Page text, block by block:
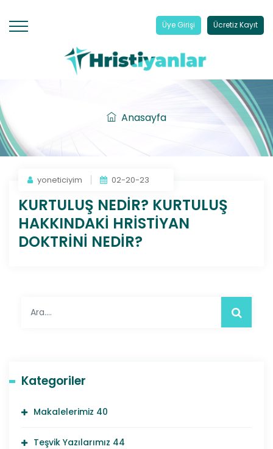
Üye Girişi Ücretiz Kayıt
Anasayfa
yoneticiyim 02-20-23
KURTULUŞ NEDİR? KURTULUŞ
HAKKINDAKİ HRİSTİYAN
DOKTRİNİ NEDİR?
Kategoriler
Makalelerimiz 40
Teşvik Yazılarımız 44